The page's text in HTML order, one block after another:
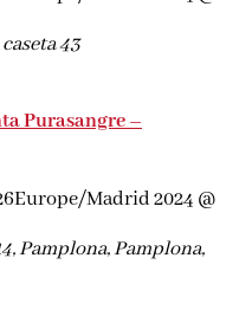
43
Purasangre –
Madrid 2024 @
Pamplona, Pamplona,